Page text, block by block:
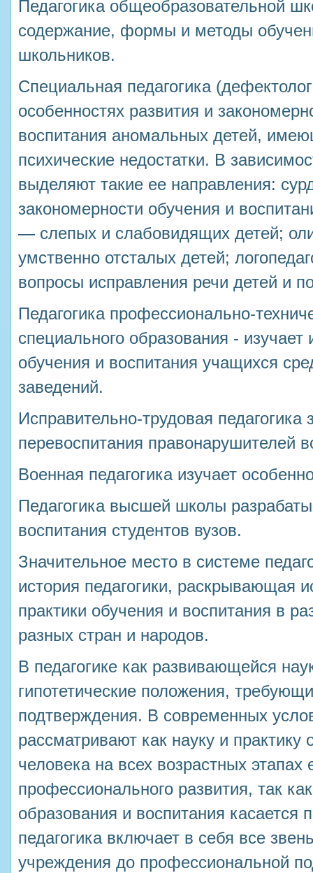
Педагогика общеобразовательной
содержание, формы и методы
школьников.
Специальная педагогика
особенностях развития и
воспитания аномальных детей,
психические недостатки. В
выделяют такие ее направления:
закономерности обучения и
— слепых и слабовидящих детей;
умственно отсталых детей;
вопросы исправления речи детей и
Педагогика профессионально-
специального образования -
обучения и воспитания учащихся
заведений.
Исправительно-трудовая
перевоспитания правонарушителей
Военная педагогика изучает
Педагогика высшей школы
воспитания студентов вузов.
Значительное место в системе
история педагогики, раскрывающая
практики обучения и воспитания в
разных стран и народов.
В педагогике как развивающейся
гипотетические положения,
подтверждения. В современных
рассматривают как науку и практику
человека на всех возрастных этапах
профессионального развития, так
образования и воспитания касается
педагогика включает в себя все
учреждения до профессиональной